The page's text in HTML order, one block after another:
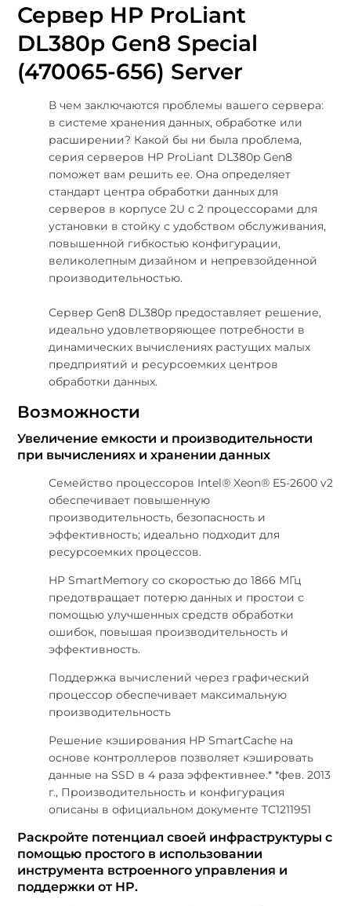
Сервер HP ProLiant
DL380p Gen8 Special
(470065-656) Server
В чем заключаются проблемы вашего сервера:
в системе хранения данных, обработке или
расширении? Какой бы ни была проблема,
серия серверов HP ProLiant DL380p Gen8
поможет вам решить ее. Она определяет
стандарт центра обработки данных для
серверов в корпусе 2U с 2 процессорами для
установки в стойку с удобством обслуживания,
повышенной гибкостью конфигурации,
великолепным дизайном и непревзойденной
производительностью.
Сервер Gen8 DL380p предоставляет решение,
идеально удовлетворяющее потребности в
динамических вычислениях растущих малых
предприятий и ресурсоемких центров
обработки данных.
Возможности
Увеличение емкости и производительности
при вычислениях и хранении данных
Семейство процессоров Intel® Xeon® E5-2600 v2
обеспечивает повышенную
производительность, безопасность и
эффективность; идеально подходит для
ресурсоемких процессов.
HP SmartMemory со скоростью до 1866 МГц
предотвращает потерю данных и простои с
помощью улучшенных средств обработки
ошибок, повышая производительность и
эффективность.
Поддержка вычислений через графический
процессор обеспечивает максимальную
производительность
Решение кэширования HP SmartCache на
основе контроллеров позволяет кэшировать
данные на SSD в 4 раза эффективнее.* *фев. 2013
г., Производительность и конфигурация
описаны в официальном документе TC1211951
Раскройте потенциал своей инфраструктуры с
помощью простого в использовании
инструмента встроенного управления и
поддержки от HP.